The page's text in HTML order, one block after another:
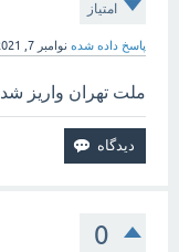
امتیاز
پاسخ داده شده نوامبر 7, 2021
ملت تهران واریز شد ۸.۴۸
0